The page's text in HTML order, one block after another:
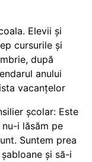
Elevii și
cursurile și
după
anului
vacanțelor
școlar: Este
i lăsăm pe
Suntem prea
și să-i